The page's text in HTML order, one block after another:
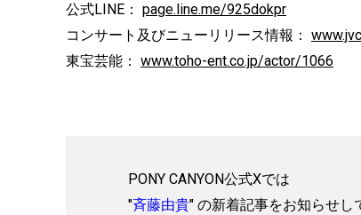
公式LINE： page.line.me/925dokpr
コンサート及びニューリリース情報：
東宝芸能： www.toho-ent.co.jp/actor/1066
PONY CANYON公式Xでは
"斉藤由貴" の新着記事をお知らせし